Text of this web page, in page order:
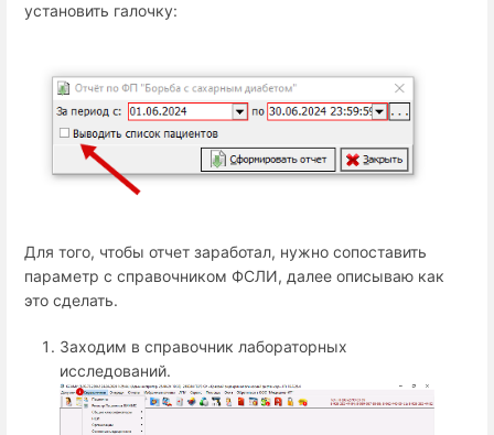
установить галочку:
Для того, чтобы отчет заработал, нужно сопоставить
параметр с справочником ФСЛИ, далее описываю как
это сделать.
Заходим в справочник лабораторных
исследований.